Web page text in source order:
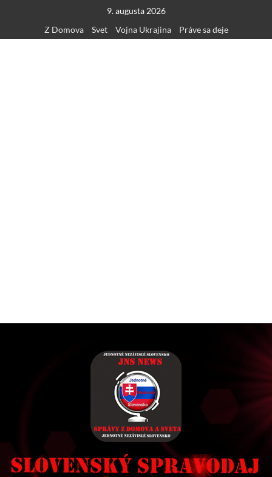
content
9. augusta 2026
Z Domova
Svet Vojna Ukrajina Práve sa deje